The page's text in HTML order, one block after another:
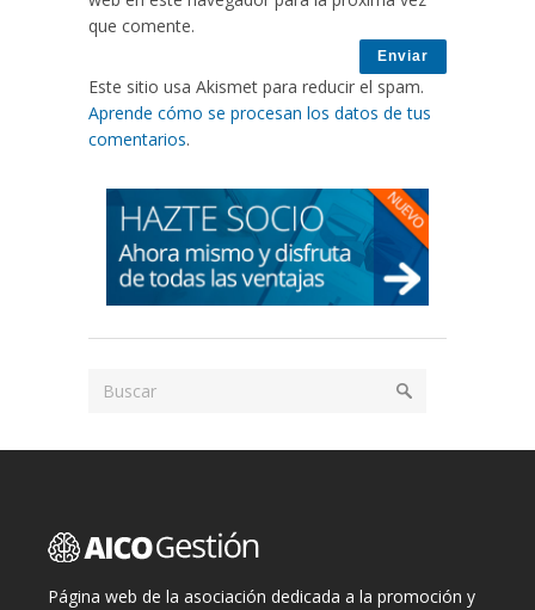
que comente.
Este sitio usa Akismet para reducir el spam.
Aprende cómo se procesan los datos de tus
comentarios.
Página web de la asociación dedicada a la promoción y